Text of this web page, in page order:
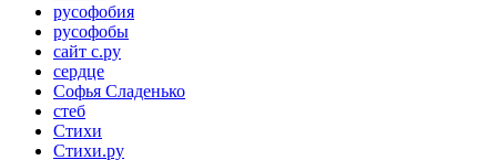
русофобия
русофобы
сайт с.ру
сердце
Софья Сладенько
стеб
Стихи
Стихи.ру